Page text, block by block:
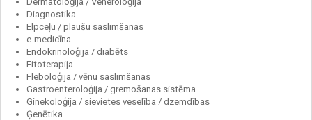
Diagnostika
Elpceļu / plaušu saslimšanas
e-medicīna
Endokrinoloģija / diabēts
Fitoterapija
Fleboloģija / vēnu saslimšanas
Gastroenteroloģija / gremošanas sistēma
Ginekoloģija / sievietes veselība / dzemdības
Ģenētika